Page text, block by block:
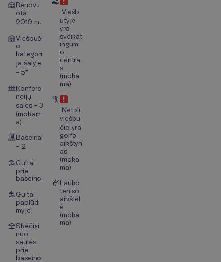
Renovu
ota
2019 m.
Viešbuči
o
kategori
ja šalyje
– 5*
Konfere
ncijų
salės – 3
(mokam
a)
Baseinai
– 2
Gultai
prie
baseino
Gultai
paplūdi
myje
Skėčiai
nuo
saulės
prie
baseino
Viešb
utyje
yra
sveikat
ingum
o
centra
s
(moka
ma)
Netoli
viešbu
čio yra
golfo
aikštyn
as
(moka
ma)
Lauko
teniso
aikštel
ė
(moka
ma)